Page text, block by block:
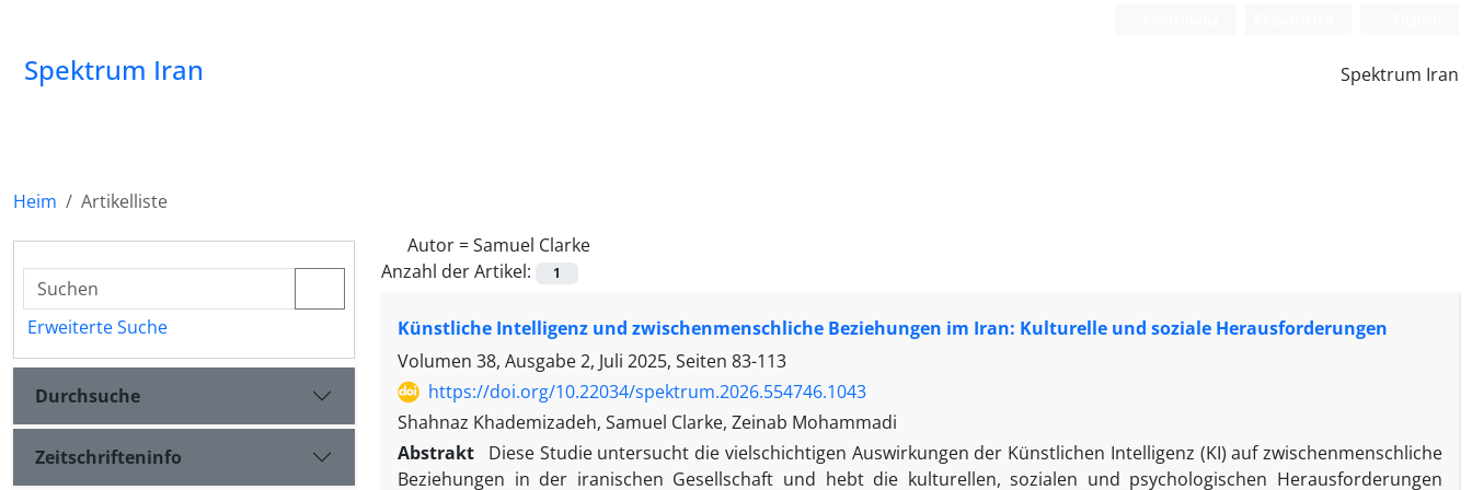
Spektrum Iran Spektrum Iran
Heim
Artikelliste
Autor =Samuel Clarke
Anzahl der Artikel:
1
Künstliche Intelligenz und zwischenmenschliche Beziehungen im Iran: Kulturelle und soziale Herausforderungen
Volumen 38, Ausgabe 2, Juli 2025, Seiten 83-113
https://doi.org/10.22034/spektrum.2026.554746.1043
Shahnaz Khademizadeh, Samuel Clarke, Zeinab Mohammadi
Abstrakt
Diese Studie untersucht die vielschichtigen Auswirkungen der Künstlichen Intelligenz (KI) auf zwischenmenschliche
Beziehungen in der iranischen Gesellschaft und hebt die kulturellen, sozialen und psychologischen Herausforderungen
Erweiterte Suche
Durchsuche
Zeitschrifteninfo